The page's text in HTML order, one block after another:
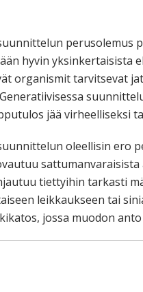
kaikille
perusolemus
hyvin yksinkertaisista
organismit tarvitsevat
jää virheelliseksi
oleellisin ero
tiettyihin tarkasti
leikkaukseen tai
jossa muodon